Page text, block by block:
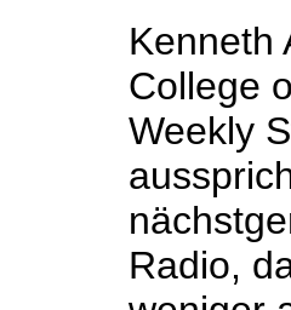
Kenneth
College
Weekly
Radio,